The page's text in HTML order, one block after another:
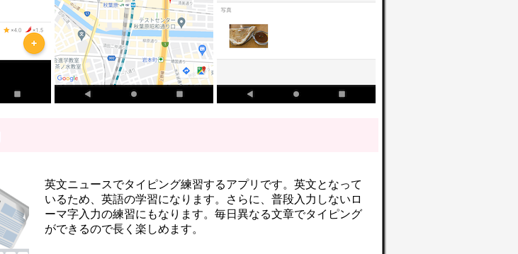
英文ニュースでタイピング練習するアプリです。英文となって
いるため、英語の学習になります。さらに、普段入力しないロ
ーマ字入力の練習にもなります。毎日異なる文章でタイピング
ができるので長く楽しめます。